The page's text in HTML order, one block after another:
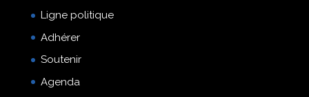
Ligne politique
Adhérer
Soutenir
Agenda